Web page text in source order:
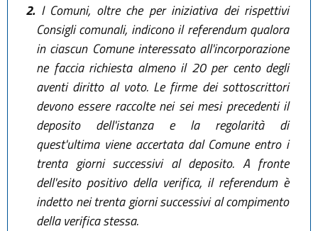
2.I Comuni, oltre che per iniziativa dei rispettivi
Consigli comunali, indicono il referendum qualora
in ciascun Comune interessato all'incorporazione
ne faccia richiesta almeno il 20 per cento degli
aventi diritto al voto. Le firme dei sottoscrittori
devono essere raccolte nei sei mesi precedenti il
deposito dell'istanza e la regolarità di
quest'ultima viene accertata dal Comune entro i
trenta giorni successivi al deposito. A fronte
dell'esito positivo della verifica, il referendum è
indetto nei trenta giorni successivi al compimento
della verifica stessa.